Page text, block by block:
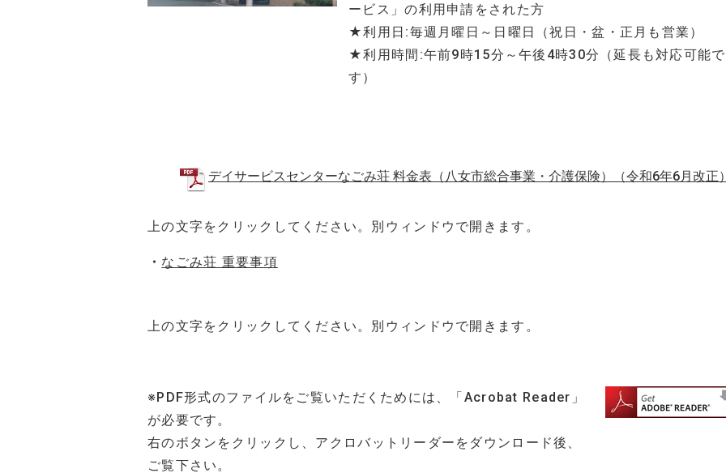
ービス」の利用申請をされた方
★利用日:毎週月曜日～日曜日（祝日・盆・正月も営業）
★利用時間:午前9時15分～午後4時30分（延長も対応可能で
す）
デイサービスセンターなごみ荘 料金表（八女市総合事業・介護保険）（令和6年6月改正
上の文字をクリックしてください。別ウィンドウで開きます。
・ なごみ荘 重要事項
上の文字をクリックしてください。別ウィンドウで開きます。
※PDF形式のファイルをご覧いただくためには、「Acrobat Reader」
が必要です。
右のボタンをクリックし、アクロバットリーダーをダウンロード後、
ご覧下さい。